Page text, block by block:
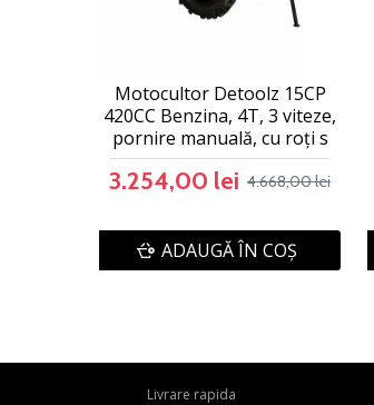
Motocultor Detoolz 15CP
420CC Benzina, 4T, 3 viteze,
pornire manuală, cu roți s
3.254,00 lei 4.668,00 lei
ADAUGĂ ÎN COŞ
Livrare rapida